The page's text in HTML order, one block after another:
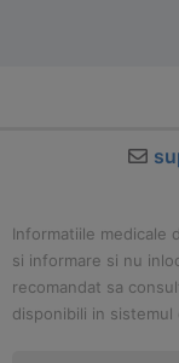
Informatiile medicale
si informare si nu
recomandat sa
disponibili in sistemul